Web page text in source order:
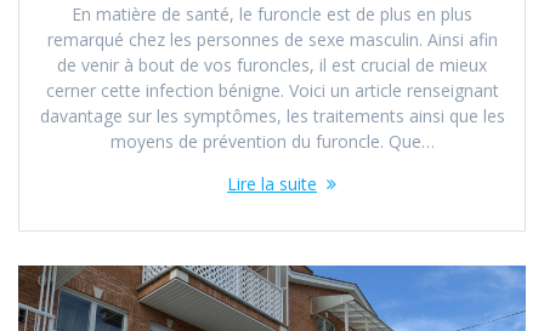
En matière de santé, le furoncle est de plus en plus
remarqué chez les personnes de sexe masculin. Ainsi afin
de venir à bout de vos furoncles, il est crucial de mieux
cerner cette infection bénigne. Voici un article renseignant
davantage sur les symptômes, les traitements ainsi que les
moyens de prévention du furoncle. Que…
Lire la suite